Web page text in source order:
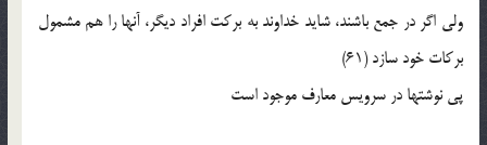
ولی اگر در جمع باشند، شاید خداوند به برکت افراد دیگر، آنها را هم مشمول
برکات خود سازد (61)
پی نوشتها در سرویس معارف موجود است